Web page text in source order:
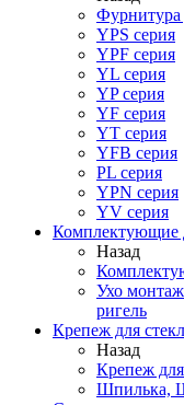
Фурнитура
YPS серия
YPF серия
YL серия
YP серия
YF серия
YT серия
YFB серия
PL серия
YPN серия
YV серия
Комплектующие
Назад
Ухо
ригель
Крепеж для
Назад
Крепеж
Шпилька,